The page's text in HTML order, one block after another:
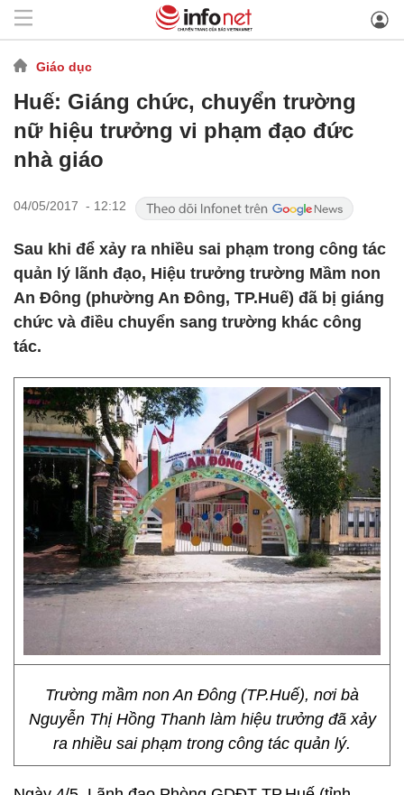
Giáo dục
Huế: Giáng chức, chuyển trường
nữ hiệu trưởng vi phạm đạo đức
nhà giáo
04/05/2017 - 12:12
Sau khi để xảy ra nhiều sai phạm trong công tác
quản lý lãnh đạo, Hiệu trưởng trường Mầm non
An Đông (phường An Đông, TP.Huế) đã bị giáng
chức và điều chuyển sang trường khác công
tác.
Trường mầm non An Đông (TP.Huế), nơi bà
Nguyễn Thị Hồng Thanh làm hiệu trưởng đã xảy
ra nhiều sai phạm trong công tác quản lý.